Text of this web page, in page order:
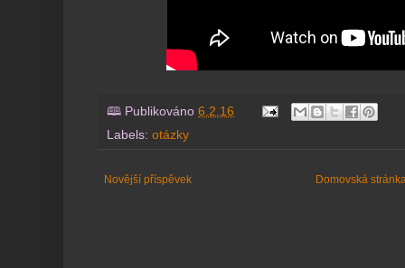
🕮 Publikováno 6.2.16
Labels: otázky
Novější příspěvek Domovská